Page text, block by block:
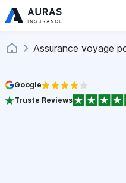
Assurance voyage
Google
Truste Reviews